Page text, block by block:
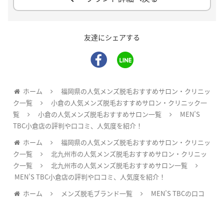
友達にシェアする
ホーム
福岡県の人気メンズ脱毛おすすめサロン・クリニッ
ク一覧
小倉の人気メンズ脱毛おすすめサロン・クリニック一
覧
小倉の人気メンズ脱毛おすすめサロン一覧
MEN’S
TBC小倉店の評判や口コミ、人気度を紹介！
ホーム
福岡県の人気メンズ脱毛おすすめサロン・クリニッ
ク一覧
北九州市の人気メンズ脱毛おすすめサロン・クリニッ
ク一覧
北九州市の人気メンズ脱毛おすすめサロン一覧
MEN’S TBC小倉店の評判や口コミ、人気度を紹介！
ホーム
メンズ脱毛ブランド一覧
MEN’S TBCの口コ